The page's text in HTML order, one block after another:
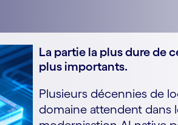
La partie la plus dure de
plus importants.
Plusieurs décennies de
domaine attendent dans